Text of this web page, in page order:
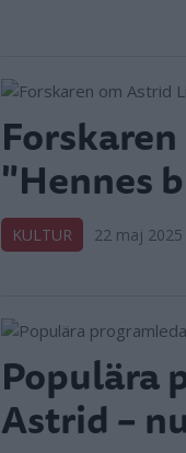
"Hennes
KULTUR 22 maj 2025
Populära
Astrid –